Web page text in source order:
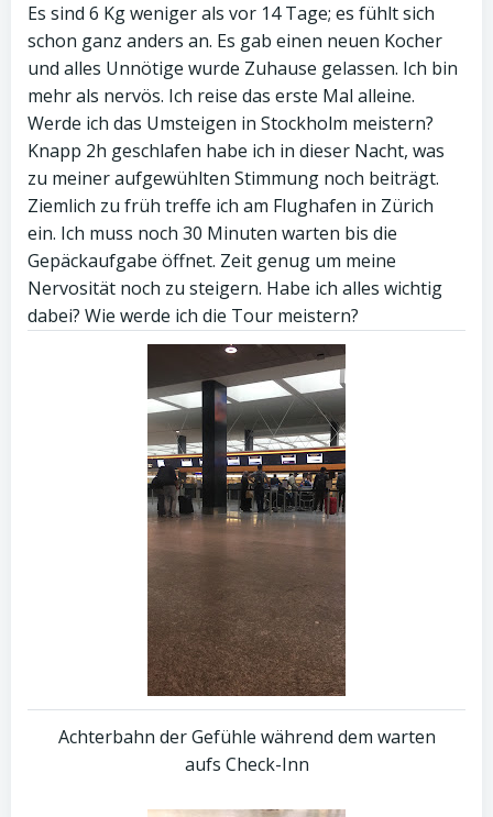
Es sind 6 Kg weniger als vor 14 Tage; es fühlt sich
schon ganz anders an. Es gab einen neuen Kocher
und alles Unnötige wurde Zuhause gelassen. Ich bin
mehr als nervös. Ich reise das erste Mal alleine.
Werde ich das Umsteigen in Stockholm meistern?
Knapp 2h geschlafen habe ich in dieser Nacht, was
zu meiner aufgewühlten Stimmung noch beiträgt.
Ziemlich zu früh treffe ich am Flughafen in Zürich
ein. Ich muss noch 30 Minuten warten bis die
Gepäckaufgabe öffnet. Zeit genug um meine
Nervosität noch zu steigern. Habe ich alles wichtig
dabei? Wie werde ich die Tour meistern?
Achterbahn der Gefühle während dem warten
aufs Check-Inn